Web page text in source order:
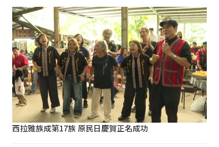
西拉雅族成第17族 原民日慶賀正名成功